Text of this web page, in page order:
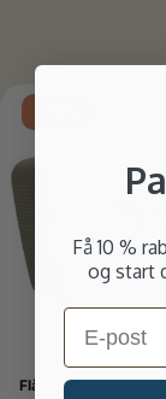
Flåklypa
Få 10 %
og start
Email